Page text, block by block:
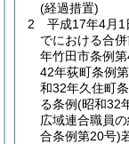
(経過措置)
2
平成17年4月1
でにおける合
年竹田市条例
42年荻町条例
和32年久住町
る条例(昭和32
広域連合職員
合条例第20号)